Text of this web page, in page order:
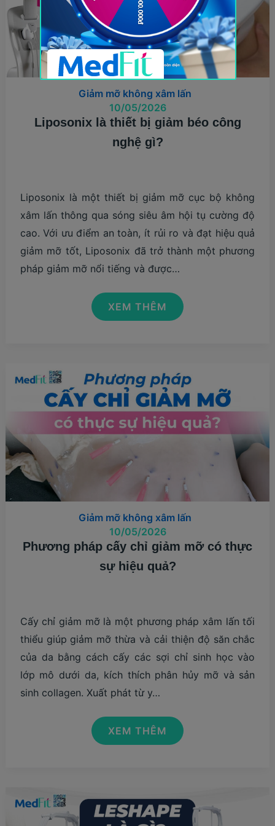
KHÔNG
NÊN
BỎ
LỠ
Liposonix là thiết bị giảm béo công
nghệ gì?
Giảm mỡ không xâm lấn
10/05/2026
Liposonix là một thiết bị giảm mỡ cục bộ không
xâm lấn thông qua sóng siêu âm hội tụ cường độ
cao. Với ưu điểm an toàn, ít rủi ro và đạt hiệu quả
giảm mỡ tốt, Liposonix đã trở thành một phương
pháp giảm mỡ nổi tiếng và được…
LIPOSONIX
NGHỆ
GÌ?
XEM THÊM
Phương pháp cấy chỉ giảm mỡ có thực
sự hiệu quả?
Giảm mỡ không xâm lấn
10/05/2026
Cấy chỉ giảm mỡ là một phương pháp xâm lấn tối
thiểu giúp giảm mỡ thừa và cải thiện độ săn chắc
của da bằng cách cấy các sợi chỉ sinh học vào
lớp mô dưới da, kích thích phân hủy mỡ và sản
sinh collagen. Xuất phát từ y…
PHƯƠNG
THỰC
SỰ
HIỆU
XEM THÊM